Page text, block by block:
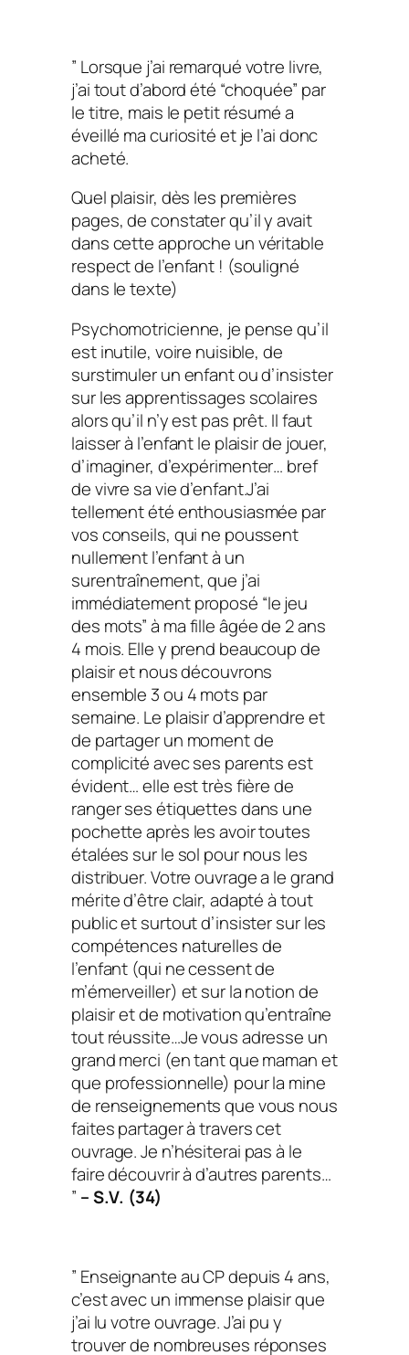
” Lorsque j’ai remarqué votre livre,
j’ai tout d’abord été “choquée” par
le titre, mais le petit résumé a
éveillé ma curiosité et je l’ai donc
acheté.
Quel plaisir, dès les premières
pages, de constater qu’il y avait
dans cette approche un véritable
respect de l’enfant ! (souligné
dans le texte)
Psychomotricienne, je pense qu’il
est inutile, voire nuisible, de
surstimuler un enfant ou d’insister
sur les apprentissages scolaires
alors qu’il n’y est pas prêt. Il faut
laisser à l’enfant le plaisir de jouer,
d’imaginer, d’expérimenter… bref
de vivre sa vie d’enfant.J’ai
tellement été enthousiasmée par
vos conseils, qui ne poussent
nullement l’enfant à un
surentraînement, que j’ai
immédiatement proposé “le jeu
des mots” à ma fille âgée de 2 ans
4 mois. Elle y prend beaucoup de
plaisir et nous découvrons
ensemble 3 ou 4 mots par
semaine. Le plaisir d’apprendre et
de partager un moment de
complicité avec ses parents est
évident… elle est très fière de
ranger ses étiquettes dans une
pochette après les avoir toutes
étalées sur le sol pour nous les
distribuer. Votre ouvrage a le grand
mérite d’être clair, adapté à tout
public et surtout d’insister sur les
compétences naturelles de
l’enfant (qui ne cessent de
m’émerveiller) et sur la notion de
plaisir et de motivation qu’entraîne
tout réussite…Je vous adresse un
grand merci (en tant que maman et
que professionnelle) pour la mine
de renseignements que vous nous
faites partager à travers cet
ouvrage. Je n’hésiterai pas à le
faire découvrir à d’autres parents…
” – S.V. (34)
” Enseignante au CP depuis 4 ans,
c’est avec un immense plaisir que
j’ai lu votre ouvrage. J’ai pu y
trouver de nombreuses réponses